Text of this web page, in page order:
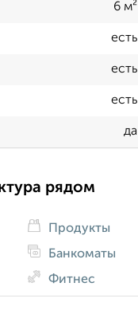
6 м²
есть
есть
есть
да
рядом
Продукты
Банкоматы
Фитнес